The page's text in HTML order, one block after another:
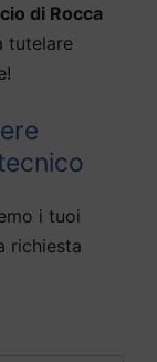
di Rocca
tutelare
i tuoi
richiesta